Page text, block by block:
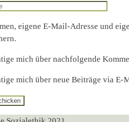
eigene E-Mail-Adresse und
mich über nachfolgende
mich über neue Beiträge via E-